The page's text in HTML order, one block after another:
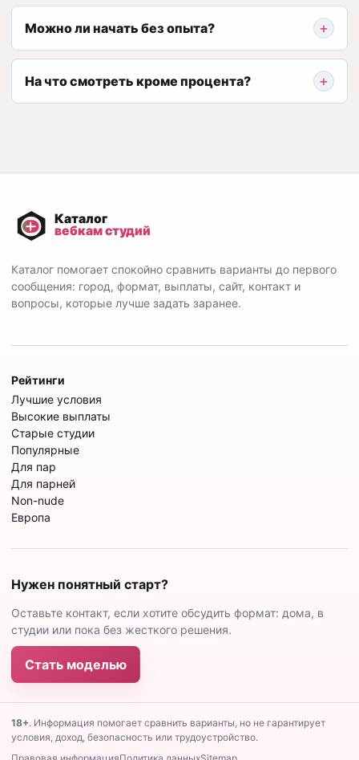
Можно ли начать без опыта?
На что смотреть кроме процента?
Каталог помогает спокойно сравнить варианты до первого
сообщения: город, формат, выплаты, сайт, контакт и
вопросы, которые лучше задать заранее.
Рейтинги
Лучшие условия
Высокие выплаты
Старые студии
Популярные
Для пар
Для парней
Non-nude
Европа
Нужен понятный старт?
Оставьте контакт, если хотите обсудить формат: дома, в
студии или пока без жесткого решения.
Стать моделью
18+. Информация помогает сравнить варианты, но не гарантирует
условия, доход, безопасность или трудоустройство.